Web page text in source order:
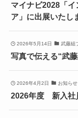
マイナビ2028「
ア」に出展いたし
2026年5月14日 武藤組
写真で伝える“武
2026年4月2日 お知らせ
2026年度 新入社